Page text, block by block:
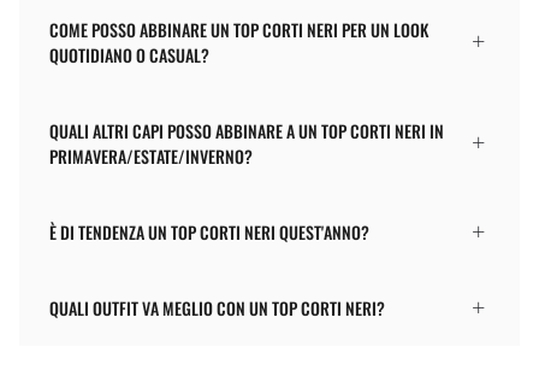
COME POSSO ABBINARE UN TOP CORTI NERI PER UN LOOK
QUOTIDIANO O CASUAL?
QUALI ALTRI CAPI POSSO ABBINARE A UN TOP CORTI NERI IN
PRIMAVERA/ESTATE/INVERNO?
È DI TENDENZA UN TOP CORTI NERI QUEST'ANNO?
QUALI OUTFIT VA MEGLIO CON UN TOP CORTI NERI?